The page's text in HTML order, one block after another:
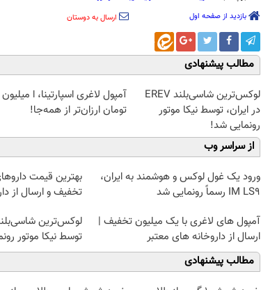
بازدید از صفحه اول ارسال به دوستان
مطالب پیشنهادی
لوکس‌ترین شاسی‌بلند EREV
در ایران، توسط نیکا موتور
رونمایی شد!
آمپول لاغری اسپارتینا، ا میلیون
تومان ارزان‌تر از همه‌جا!
از سراسر وب
ورود یک غول لوکس و هوشمند به ایران،
IM LS9 رسماً رونمایی شد
تخفیف و ارسال از
آمپول های لاغری با یک میلیون تخفیف |
ارسال از داروخانه های معتبر
توسط نیکا موتور
مطالب پیشنهادی